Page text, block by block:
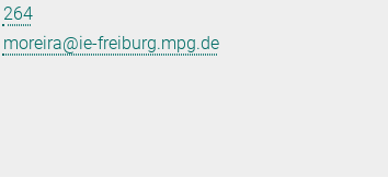
264
moreira@ie-freiburg.mpg.de